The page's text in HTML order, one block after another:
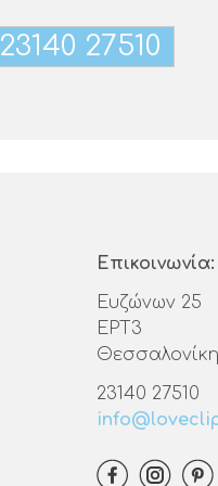
23140 27510
Επικοινωνία:
Ευζώνων 25
ΕΡΤ3
23140 27510